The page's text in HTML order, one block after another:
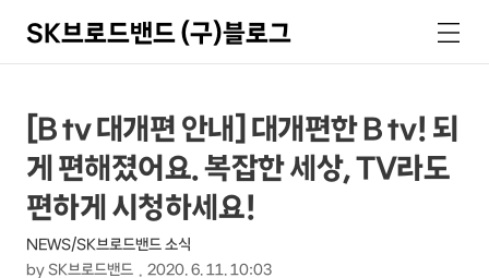
SK브로드밴드 (구)블로그
색
메
뉴
상
세
컨
텐
츠
본
문
제
목
[B tv 대개편 안내] 대개편한 B tv! 되
게 편해졌어요. 복잡한 세상, TV라도
편하게 시청하세요!
NEWS/SK브로드밴드 소식
by SK브로드밴드 2020. 6. 11. 10:03